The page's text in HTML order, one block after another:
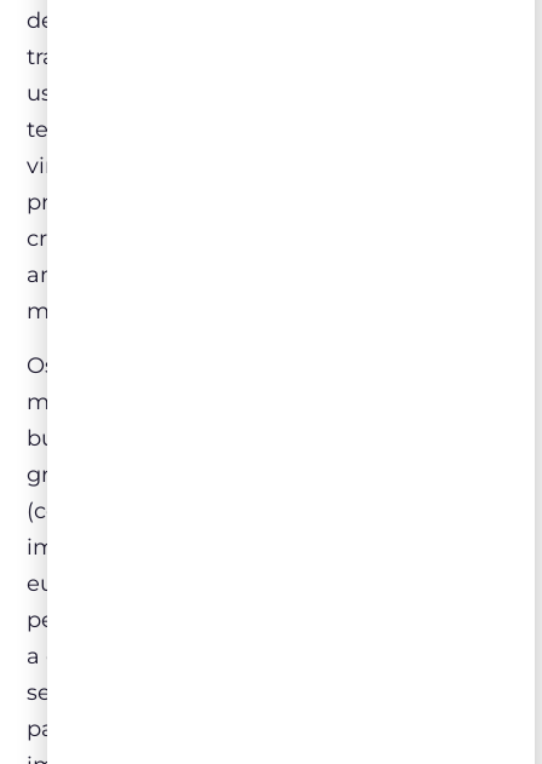
deste modo, não possuíam nenhuma
tradição na sua produção. O caminho
usados por eles foi o investimento em
tecnologia e a mudança na rotulagem dos
vinhos, usando as variedades de uva como
protagonistas. Este novo enfoque e o
crescimento do mercado consumidor
americano e asiático, acarretou em uma
mudança dramática no mundo do vinho.
Os anos 1980 e 1990 foram marcados por
modas ditadas por este gosto universal, que
buscava vinhos exuberantes, com
graduação alcoólica alta, sabores maduros
(como compotas ou geleias) e o forte
impacto da madeira. Os produtores
europeus começaram a perder espaço e
perceberam que era necessário se adequar
a este novo mercado, mudando o estilo de
seus vinhos – focados em acidez e taninos –
para tipos mais frutados e de consumo mais